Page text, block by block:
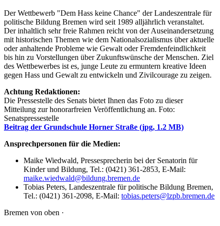
Der Wettbewerb "Dem Hass keine Chance" der Landeszentrale für
politische Bildung Bremen wird seit 1989 alljährlich veranstaltet.
Der inhaltlich sehr freie Rahmen reicht von der Auseinandersetzung
mit historischen Themen wie dem Nationalsozialismus über aktuelle
oder anhaltende Probleme wie Gewalt oder Fremdenfeindlichkeit
bis hin zu Vorstellungen über Zukunftswünsche der Menschen. Ziel
des Wettbewerbes ist es, junge Leute zu ermuntern kreative Ideen
gegen Hass und Gewalt zu entwickeln und Zivilcourage zu zeigen.
Achtung Redaktionen:
Die Pressestelle des Senats bietet Ihnen das Foto zu dieser
Mitteilung zur honorarfreien Veröffentlichung an. Foto:
Senatspressestelle
Beitrag der Grundschule Horner Straße (jpg, 1.2 MB)
Ansprechpersonen für die Medien:
Maike Wiedwald, Pressesprecherin bei der Senatorin für
Kinder und Bildung, Tel.: (0421) 361-2853, E-Mail:
maike.wiedwald@bildung.bremen.de
Tobias Peters, Landeszentrale für politische Bildung Bremen,
Tel.: (0421) 361-2098, E-Mail: tobias.peters@lzpb.bremen.de
Bremen von oben ·